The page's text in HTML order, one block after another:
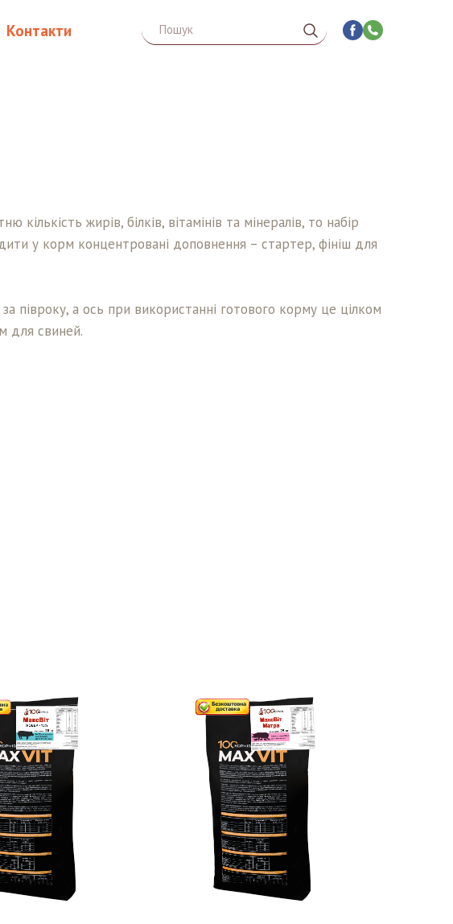
Контакти
жирів, білків, вітамінів та мінералів, то набір
у корм концентровані доповнення – стартер, фініш для
півроку, а ось при використанні готового корму це цілком
для свиней.